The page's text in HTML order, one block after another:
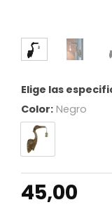
Elige las
Color: Negro
45,00